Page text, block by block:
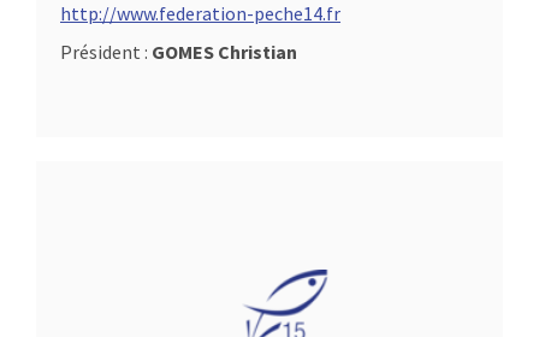
http://www.federation-peche14.fr
Président : GOMES Christian